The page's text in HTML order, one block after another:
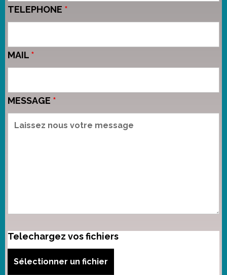
TELEPHONE *
MAIL *
MESSAGE *
Telechargez vos fichiers
Sélectionner un fichier